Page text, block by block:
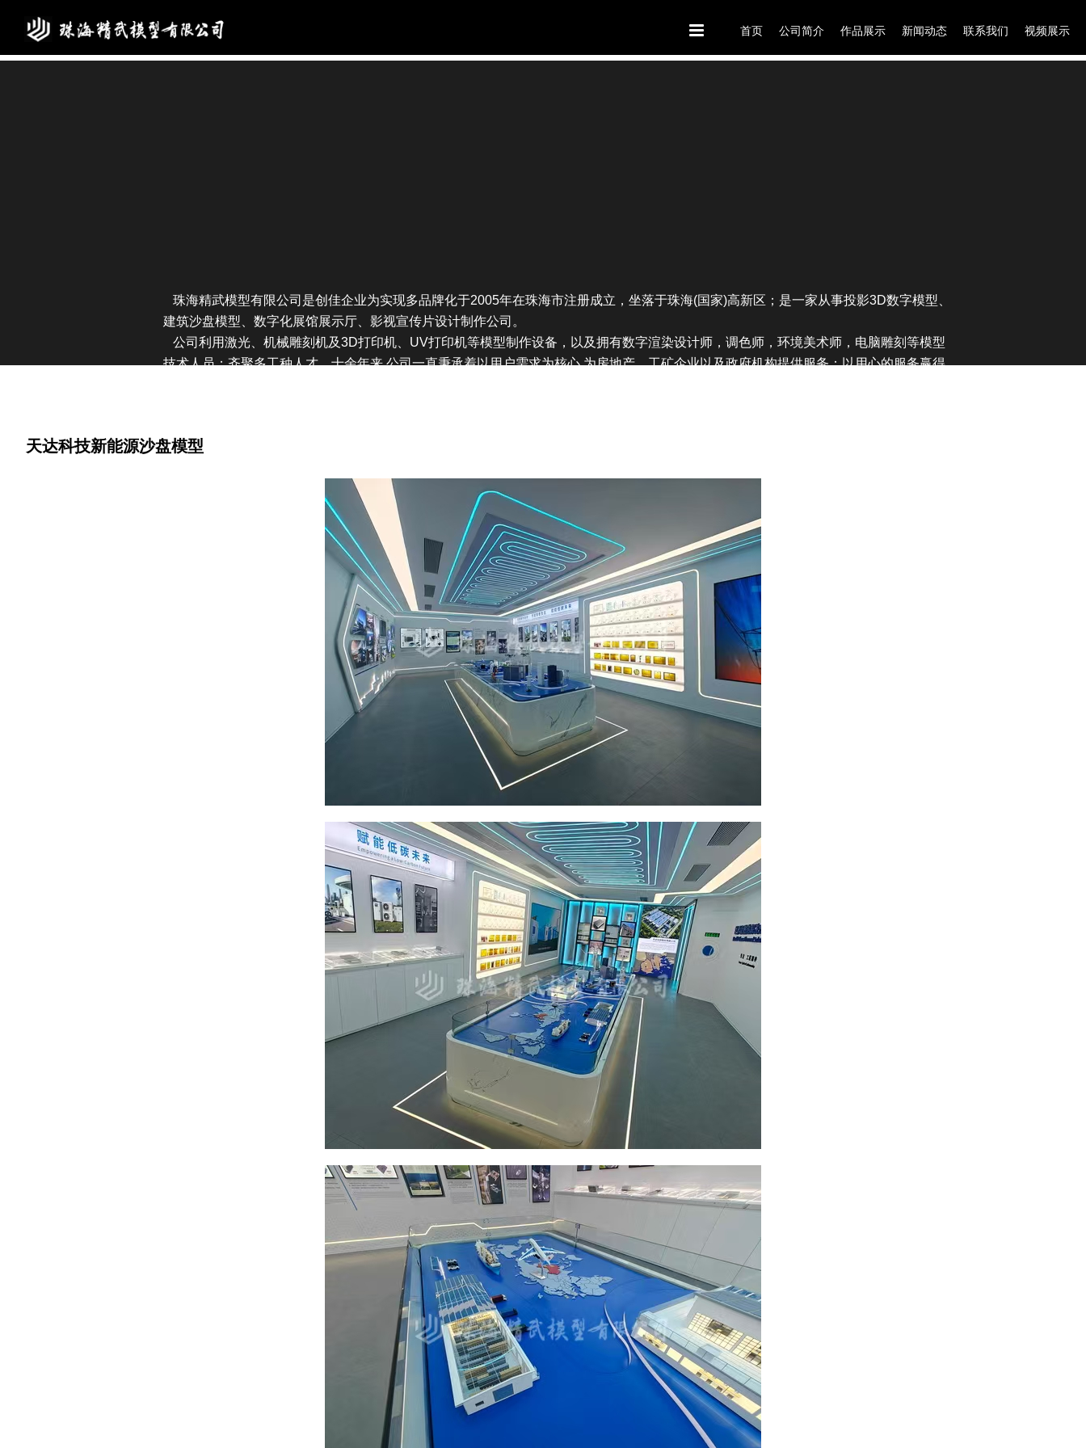
首页 公司简介 作品展示 新闻动态 联系我们 视频展示
珠海精武模型有限公司是创佳企业为实现多品牌化于2005年在珠海市注册成立，坐落于珠海(国家)高新区；是一家从事投影3D数字模型、
建筑沙盘模型、数字化展馆展示厅、影视宣传片设计制作公司。
公司利用激光、机械雕刻机及3D打印机、UV打印机等模型制作设备，以及拥有数字渲染设计师，调色师，环境美术师，电脑雕刻等模型
技术人员；齐聚多工种人才。十余年来,公司一直秉承着以用户需求为核心,为房地产、工矿企业以及政府机构提供服务；以用心的服务赢得
天达科技新能源沙盘模型